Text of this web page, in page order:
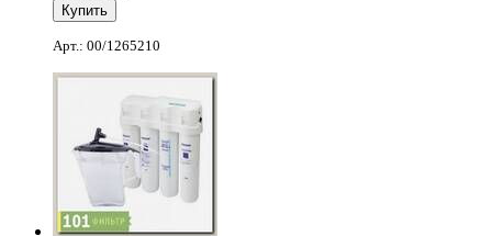
Арт.: 00/1265210